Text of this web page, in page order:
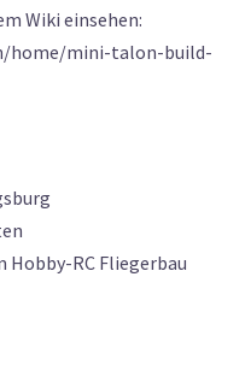
Wiki einsehen:
home/mini-talon-build-
RC Fliegerbau